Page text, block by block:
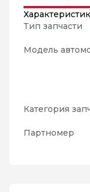
Тип запчасти
Модель
Категория
Партномер